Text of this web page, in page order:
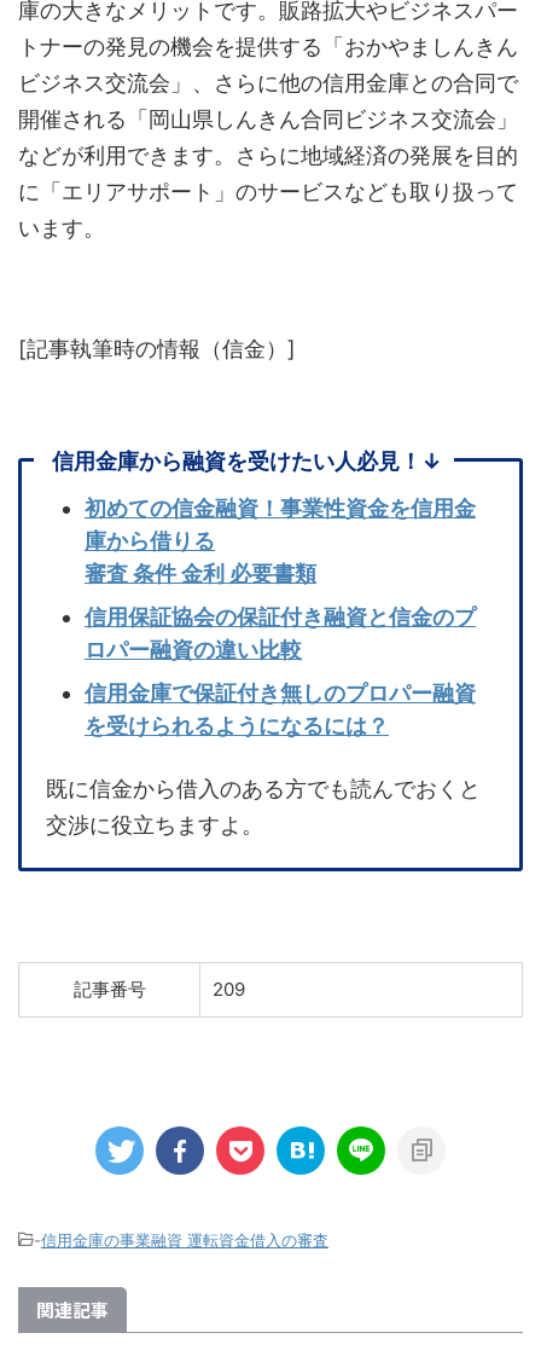
庫の大きなメリットです。販路拡大やビジネスパー
トナーの発見の機会を提供する「おかやましんきん
ビジネス交流会」、さらに他の信用金庫との合同で
開催される「岡山県しんきん合同ビジネス交流会」
などが利用できます。さらに地域経済の発展を目的
に「エリアサポート」のサービスなども取り扱って
います。
[記事執筆時の情報（信金）]
信用金庫から融資を受けたい人必見！↓
初めての信金融資！事業性資金を信用金
庫から借りる
審査 条件 金利 必要書類
信用保証協会の保証付き融資と信金のプ
ロパー融資の違い比較
信用金庫で保証付き無しのプロパー融資
を受けられるようになるには？
既に信金から借入のある方でも読んでおくと
交渉に役立ちますよ。
記事番号 209
-信用金庫の事業融資 運転資金借入の審査
関連記事